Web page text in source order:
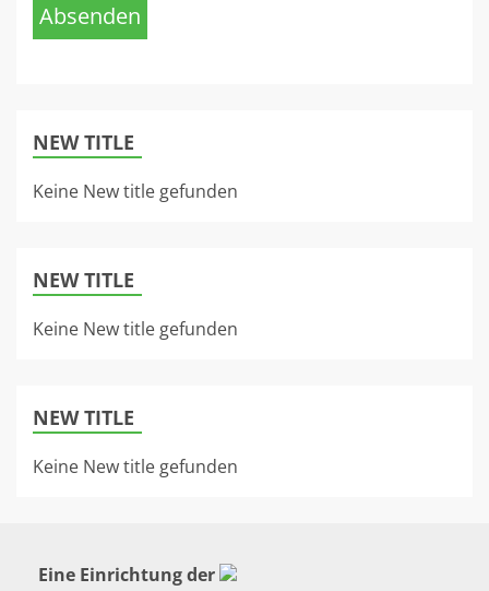
Absenden
NEW TITLE
Keine New title gefunden
NEW TITLE
Keine New title gefunden
NEW TITLE
Keine New title gefunden
Eine Einrichtung der